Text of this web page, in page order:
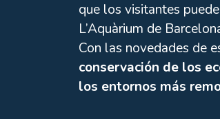
que los visitantes
L’Aquàrium de
Con las novedades de
conservación de los
los entornos más